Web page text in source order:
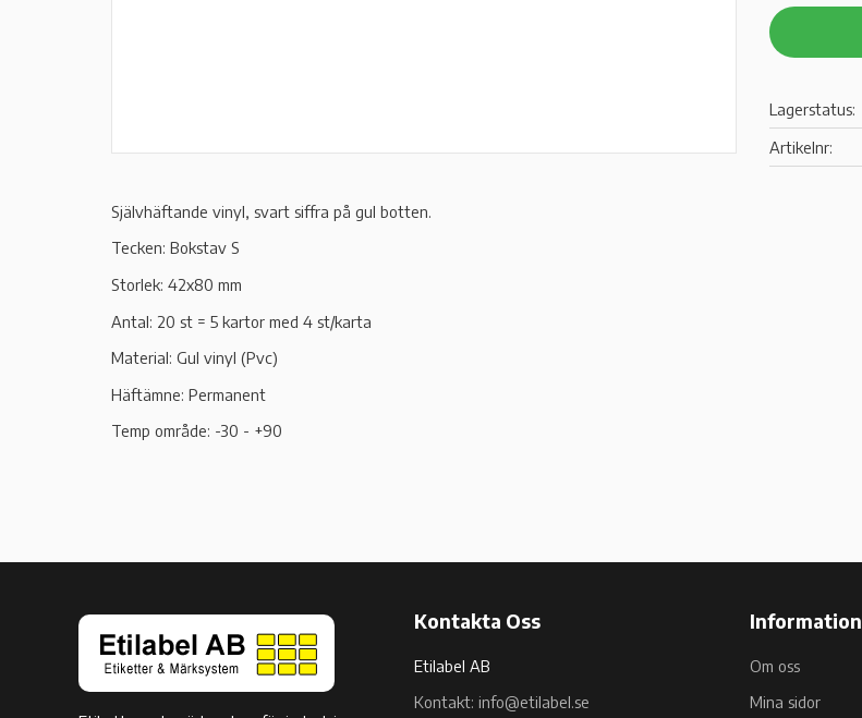
Lagerstatus
Artikelnr
Självhäftande vinyl, svart siffra på gul botten.
Tecken: Bokstav S
Storlek: 42x80 mm
Antal: 20 st = 5 kartor med 4 st/karta
Material: Gul vinyl (Pvc)
Häftämne: Permanent
Temp område: -30 - +90
Kontakta Oss
Etilabel AB
Kontakt: info@etilabel.se
Information
Om oss
Mina sidor